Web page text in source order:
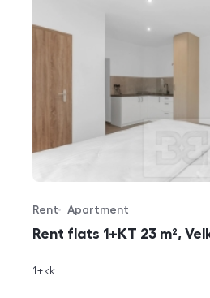
Rent flats 1+KT 23 m²,
Offer type
Rent
Property type
Apartment
rozměry
1+kk